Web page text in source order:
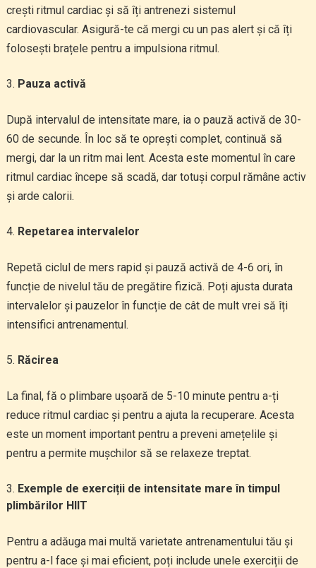
crești ritmul cardiac și să îți antrenezi sistemul
cardiovascular. Asigură-te că mergi cu un pas alert și că îți
folosești brațele pentru a impulsiona ritmul.
Pauza activă
După intervalul de intensitate mare, ia o pauză activă de 30-
60 de secunde. În loc să te oprești complet, continuă să
mergi, dar la un ritm mai lent. Acesta este momentul în care
ritmul cardiac începe să scadă, dar totuși corpul rămâne activ
și arde calorii.
Repetarea intervalelor
Repetă ciclul de mers rapid și pauză activă de 4-6 ori, în
funcție de nivelul tău de pregătire fizică. Poți ajusta durata
intervalelor și pauzelor în funcție de cât de mult vrei să îți
intensifici antrenamentul.
Răcirea
La final, fă o plimbare ușoară de 5-10 minute pentru a-ți
reduce ritmul cardiac și pentru a ajuta la recuperare. Acesta
este un moment important pentru a preveni amețelile și
pentru a permite mușchilor să se relaxeze treptat.
Exemple de exerciții de intensitate mare în timpul
plimbărilor HIIT
Pentru a adăuga mai multă varietate antrenamentului tău și
pentru a-l face și mai eficient, poți include unele exerciții de